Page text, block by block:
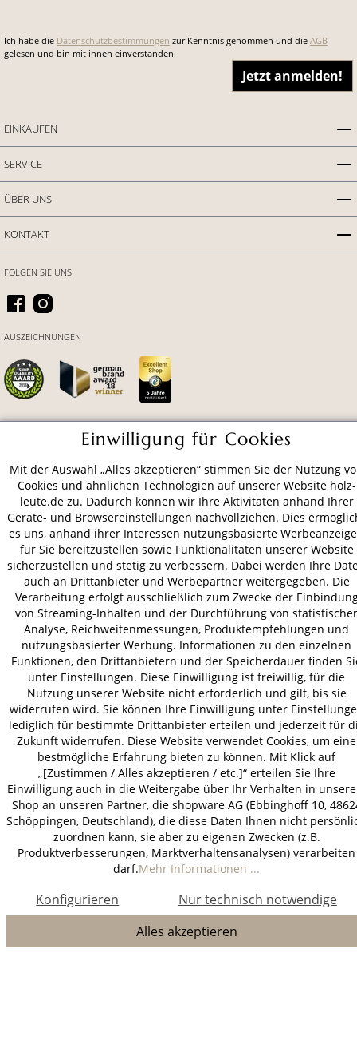
Ich habe die Datenschutzbestimmungen zur Kenntnis genommen und die AGB
gelesen und bin mit ihnen einverstanden.
Jetzt anmelden!
EINKAUFEN
SERVICE
ÜBER UNS
KONTAKT
VERSAND
FOLGEN SIE UNS
AUSZEICHNUNGEN
AGB Datenschutz
Impressum
© 2026 HOLZ-LEUTE
* Alle Preise inkl. gesetzl. Mehrwertsteuer zzgl.
Versandkosten
Einwilligung für Cookies
Mit der Auswahl „Alles akzeptieren“ stimmen Sie der Nutzung
Cookies und ähnlichen Technologien auf unserer Website holz-
leute.de zu. Dadurch können wir Ihre Aktivitäten anhand Ihrer
Geräte- und Browsereinstellungen nachvollziehen. Dies
es uns, anhand ihrer Interessen nutzungsbasierte
für Sie bereitzustellen sowie Funktionalitäten unserer Website
sicherzustellen und stetig zu verbessern. Dabei werden Ihre
auch an Drittanbieter und Werbepartner weitergegeben. Die
Verarbeitung erfolgt ausschließlich zum Zwecke der
von Streaming-Inhalten und der Durchführung von statistischer
Analyse, Reichweitenmessungen, Produktempfehlungen und
nutzungsbasierter Werbung. Informationen zu den einzelnen
Funktionen, den Drittanbietern und der Speicherdauer finden
unter Einstellungen. Diese Einwilligung ist freiwillig, für die
Nutzung unserer Website nicht erforderlich und gilt, bis sie
widerrufen wird. Sie können Ihre Einwilligung unter
lediglich für bestimmte Drittanbieter erteilen und jederzeit für
Zukunft widerrufen. Diese Website verwendet Cookies, um eine
bestmögliche Erfahrung bieten zu können. Mit Klick auf
„[Zustimmen / Alles akzeptieren / etc.]“ erteilen Sie Ihre
Einwilligung auch in die Weitergabe über Ihr Verhalten in
Shop an unseren Partner, die shopware AG (Ebbinghoff 10,
Schöppingen, Deutschland), die diese Daten Ihnen nicht
zuordnen kann, sie aber zu eigenen Zwecken (z.B.
Produktverbesserungen, Marktverhaltensanalysen) verarbeiten
darf.Mehr Informationen ...
Nur technisch notwendige
Konfigurieren
Alles akzeptieren